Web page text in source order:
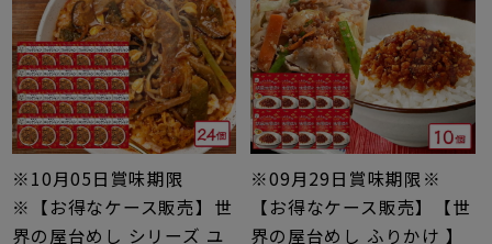
※10月05日賞味期限
※【お得なケース販売】世
界の屋台めし シリーズ ユ
※09月29日賞味期限※
【お得なケース販売】【世
界の屋台めし ふりかけ 】